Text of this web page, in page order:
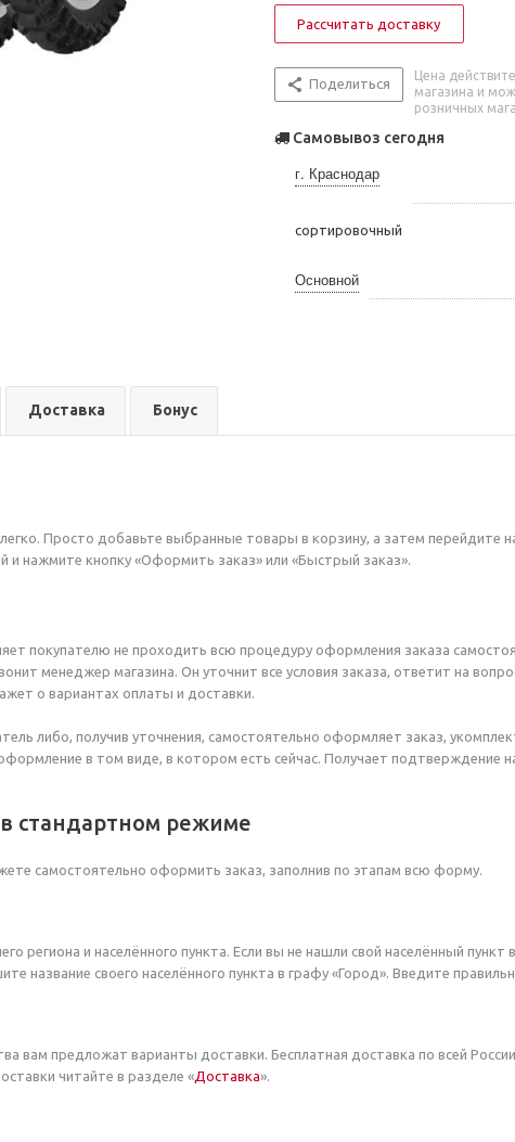
Рассчитать доставку
Поделиться
Цена
магазина и
розничных
Самовывоз сегодня
г. Краснодар
сортировочный
Основной
Доставка Бонус
Просто добавьте выбранные товары в корзину, а затем перейдите
и нажмите кнопку «Оформить заказ» или «Быстрый заказ».
покупателю не проходить всю процедуру оформления заказа
менеджер магазина. Он уточнит все условия заказа, ответит на
о вариантах оплаты и доставки.
либо, получив уточнения, самостоятельно оформляет заказ,
в том виде, в котором есть сейчас. Получает подтверждение
стандартном режиме
самостоятельно оформить заказ, заполнив по этапам всю форму.
региона и населённого пункта. Если вы не нашли свой населённый пункт
название своего населённого пункта в графу «Город». Введите
вам предложат варианты доставки. Бесплатная доставка по всей
читайте в разделе «Доставка».